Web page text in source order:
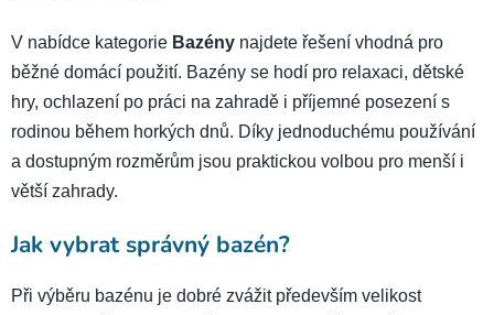
s
u
V nabídce kategorie Bazény najdete řešení vhodná pro
běžné domácí použití. Bazény se hodí pro relaxaci, dětské
hry, ochlazení po práci na zahradě i příjemné posezení s
rodinou během horkých dnů. Díky jednoduchému používání
a dostupným rozměrům jsou praktickou volbou pro menší i
větší zahrady.
Jak vybrat správný bazén?
Při výběru bazénu je dobré zvážit především velikost